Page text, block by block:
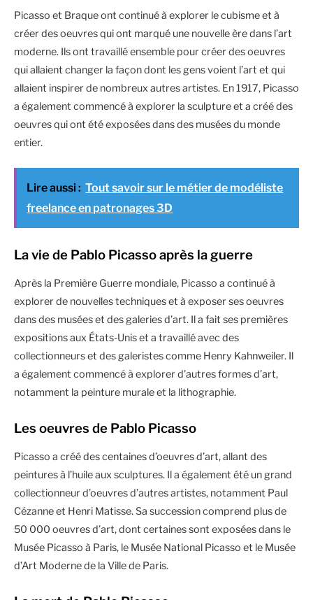
Picasso et Braque ont continué à explorer le cubisme et à
créer des oeuvres qui ont marqué une nouvelle ère dans l’art
moderne. Ils ont travaillé ensemble pour créer des oeuvres
qui allaient changer la façon dont les gens voient l’art et qui
allaient inspirer de nombreux autres artistes. En 1917, Picasso
a également commencé à explorer la sculpture et a créé des
oeuvres qui ont été exposées dans des musées du monde
entier.
Lire aussi : Tout savoir sur le métier de modéliste
freelance en patronages 3D
La vie de Pablo Picasso après la guerre
Après la Première Guerre mondiale, Picasso a continué à
explorer de nouvelles techniques et à exposer ses oeuvres
dans des musées et des galeries d’art. Il a fait ses premières
expositions aux États-Unis et a travaillé avec des
collectionneurs et des galeristes comme Henry Kahnweiler. Il
a également commencé à explorer d’autres formes d’art,
notamment la peinture murale et la lithographie.
Les oeuvres de Pablo Picasso
Picasso a créé des centaines d’oeuvres d’art, allant des
peintures à l’huile aux sculptures. Il a également été un grand
collectionneur d’oeuvres d’autres artistes, notamment Paul
Cézanne et Henri Matisse. Sa succession comprend plus de
50 000 oeuvres d’art, dont certaines sont exposées dans le
Musée Picasso à Paris, le Musée National Picasso et le Musée
d’Art Moderne de la Ville de Paris.